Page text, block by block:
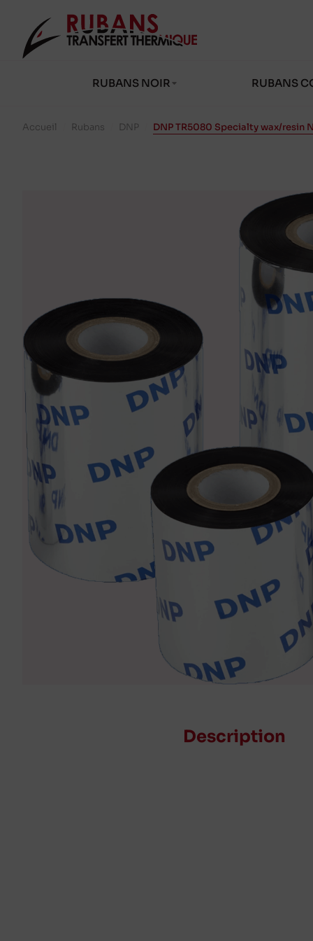
RUBANS NOIR RUBANS
Accueil Rubans DNP DNP TR5080 Specialty wax/resin
Description